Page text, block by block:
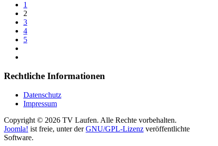
1
2
3
4
5
Rechtliche Informationen
Datenschutz
Impressum
Copyright © 2026 TV Laufen. Alle Rechte vorbehalten.
Joomla! ist freie, unter derGNU/GPL-Lizenz veröffentlichte
Software.